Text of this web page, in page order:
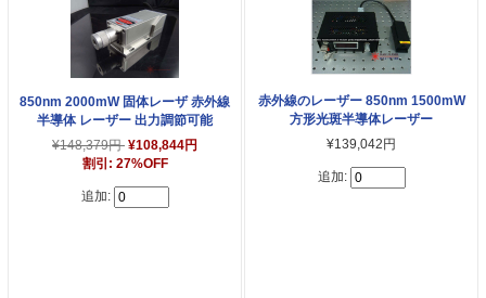
850nm 2000mW 固体レーザ 赤外線
半導体 レーザー 出力調節可能
¥148,379円 ¥108,844円
割引: 27%OFF
追加:
赤外線のレーザー 850nm 1500mW
方形光斑半導体レーザー
¥139,042円
追加: